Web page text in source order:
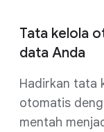
Tata kelola
data Anda
Hadirkan tata
otomatis
mentah